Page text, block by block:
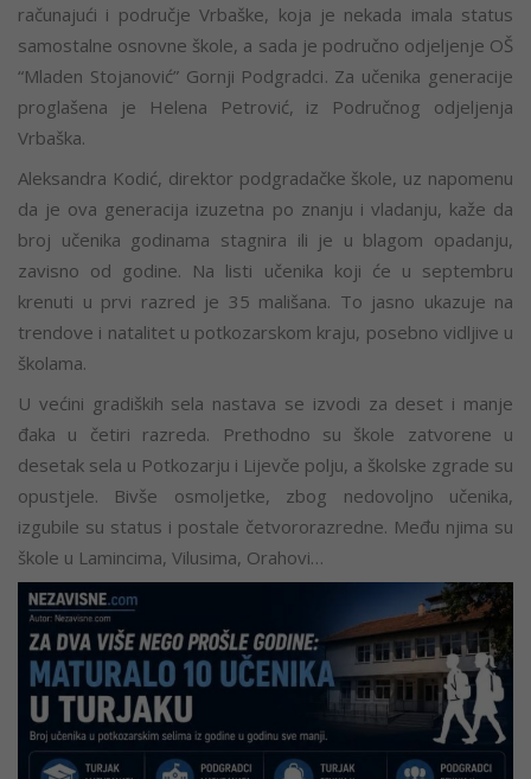
računajući i područje Vrbaške, koja je nekada imala status
samostalne osnovne škole, a sada je područno odjeljenje OŠ
“Mladen Stojanović” Gornji Podgradci. Za učenika generacije
proglašena je Helena Petrović, iz Područnog odjeljenja
Vrbaška.
Aleksandra Kodić, direktor podgradačke škole, uz napomenu
da je ova generacija izuzetna po znanju i vladanju, kaže da
broj učenika godinama stagnira ili je u blagom opadanju,
zavisno od godine. Na listi učenika koji će u septembru
krenuti u prvi razred je 35 mališana. To jasno ukazuje na
trendove i natalitet u potkozarskom kraju, posebno vidljive u
školama.
U većini gradiških sela nastava se izvodi za deset i manje
đaka u četiri razreda. Prethodno su škole zatvorene u
desetak sela u Potkozarju i Lijevče polju, a školske zgrade su
opustjele. Bivše osmoljetke, zbog nedovoljno učenika,
izgubile su status i postale četvororazredne. Među njima su
škole u Lamincima, Vilusima, Orahovi…